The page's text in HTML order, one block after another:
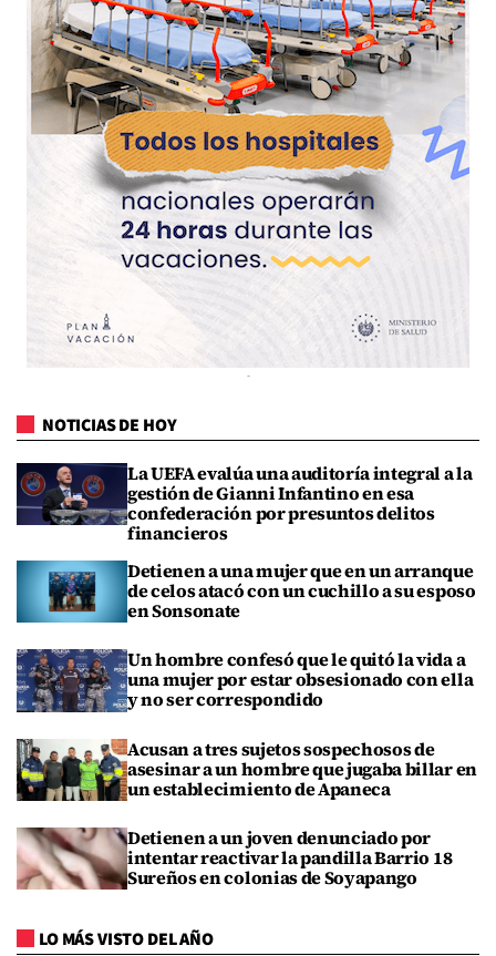
NOTICIAS DE HOY
La UEFA evalúa una auditoría integral a la
gestión de Gianni Infantino en esa
confederación por presuntos delitos
financieros
Detienen a una mujer que en un arranque
de celos atacó con un cuchillo a su esposo
en Sonsonate
Un hombre confesó que le quitó la vida a
una mujer por estar obsesionado con ella
y no ser correspondido
Acusan a tres sujetos sospechosos de
asesinar a un hombre que jugaba billar en
un establecimiento de Apaneca
Detienen a un joven denunciado por
intentar reactivar la pandilla Barrio 18
Sureños en colonias de Soyapango
LO MÁS VISTO DEL AÑO